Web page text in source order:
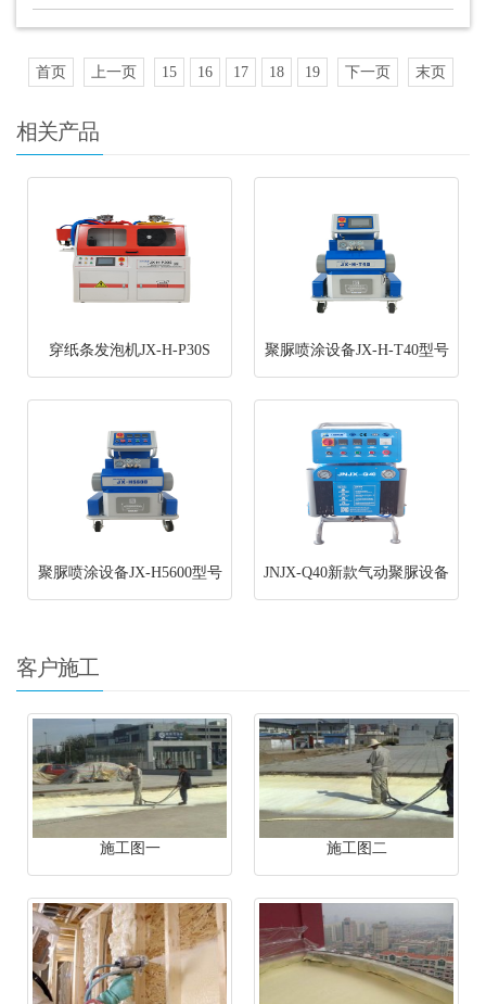
列低压发泡机，是聚氨酯泡沫塑料罐注发泡的专用设......
首页 上一页 15 16 17 18 19 下一页 末页
相关产品
穿纸条发泡机JX-H-P30S 聚脲喷涂设备JX-H-T40型号
聚脲喷涂设备JX-H5600型号 JNJX-Q40新款气动聚脲设备
客户施工
施工图一 施工图二